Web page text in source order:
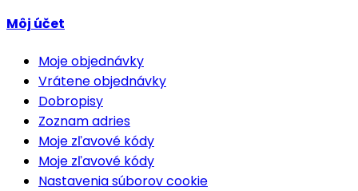
Môj účet
Moje objednávky
Vrátene objednávky
Dobropisy
Zoznam adries
Moje zľavové kódy
Moje zľavové kódy
Nastavenia súborov cookie